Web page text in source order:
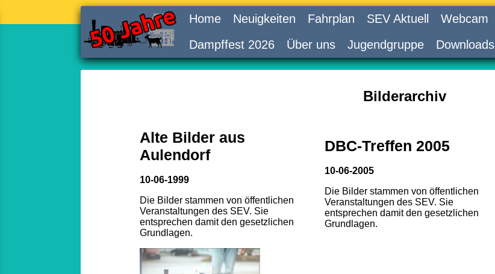
Home Neuigkeiten Fahrplan SEV Aktuell Webcam
Dampffest 2026
Über uns Jugendgruppe Downloads
Bilderarchiv
Alte Bilder aus
Aulendorf
10-06-1999
Die Bilder stammen von öffentlichen
Veranstaltungen des SEV. Sie
entsprechen damit den gesetzlichen
Grundlagen.
DBC-Treffen 2005
10-06-2005
Die Bilder stammen von öffentlichen
Veranstaltungen des SEV. Sie
entsprechen damit den gesetzlichen
Grundlagen.